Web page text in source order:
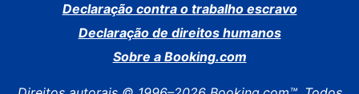
Declaração contra o trabalho escravo
Declaração de direitos humanos
Sobre a Booking.com